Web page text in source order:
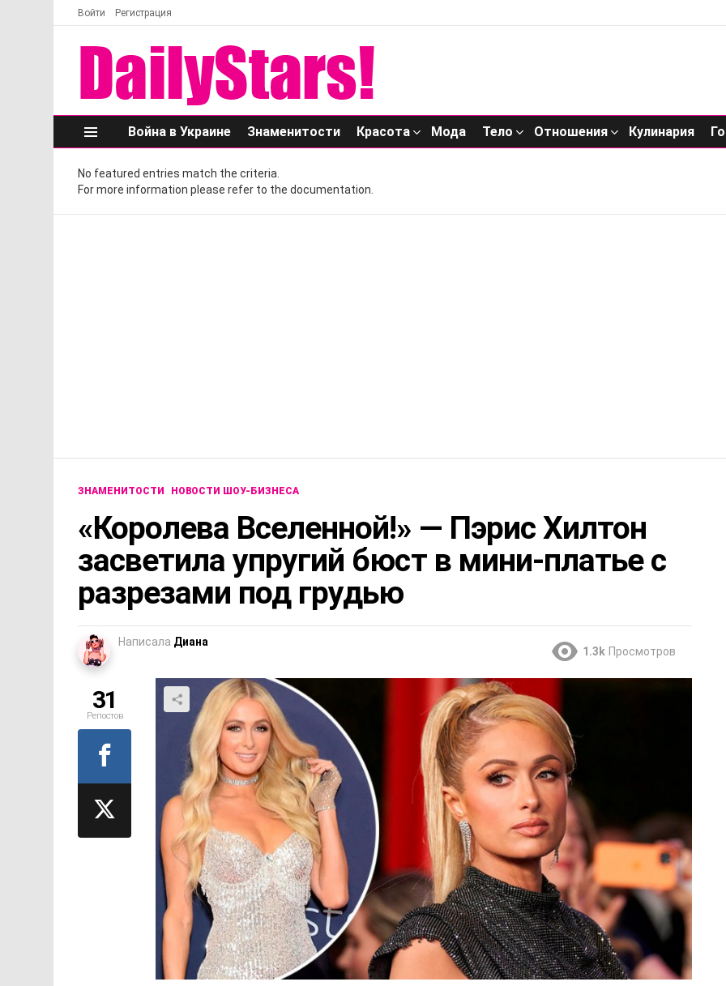
Войти Регистрация
Меню
Война в Украине Знаменитости Красота Мода Тело Отношения Кулинария
No featured entries match the criteria.
For more information please refer to the documentation.
ЗНАМЕНИТОСТИ НОВОСТИ ШОУ-БИЗНЕСА
«Королева Вселенной!» — Пэрис Хилтон
засветила упругий бюст в мини-платье с
разрезами под грудью
Написала Диана
1.3k Просмотров
31
Репостов